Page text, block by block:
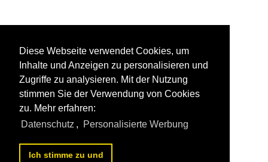
Diese Webseite verwendet Cookies, um
Inhalte und Anzeigen zu personalisieren und
Zugriffe zu analysieren. Mit der Nutzung
stimmen Sie der Verwendung von Cookies
zu. Mehr erfahren:
Datenschutz , Personalisierte Werbung
Ich stimme zu und